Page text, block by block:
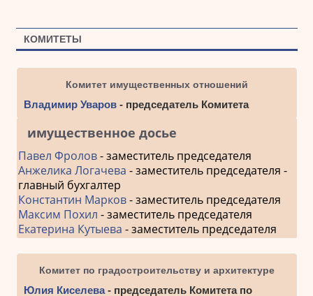
КОМИТЕТЫ
Комитет имущественных отношений
Владимир Уваров- председатель Комитета
имущественное досье
Павел Фролов- заместитель председателя
Анжелика Логачева - заместитель председателя -
главный бухгалтер
Константин Марков- заместитель председателя
Максим Похил - заместитель председателя
Екатерина Кутыева - заместитель председателя
Комитет по градостроительству и архитектуре
Юлия Киселева- председатель Комитета по